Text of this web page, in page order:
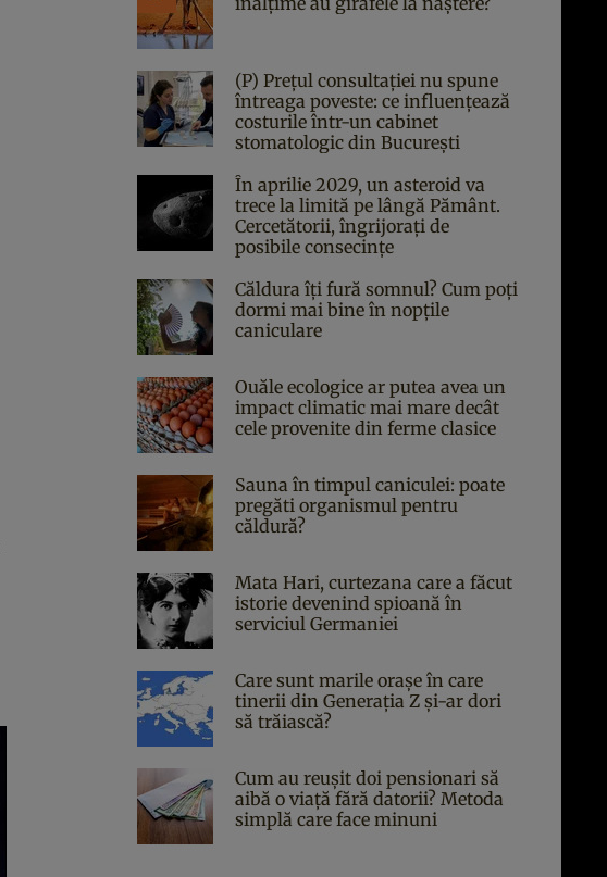
(P) Prețul consultației nu spune
întreaga poveste: ce influențează
costurile într-un cabinet
stomatologic din București
În aprilie 2029, un asteroid va
trece la limită pe lângă Pământ.
Cercetătorii, îngrijorați de
posibile consecințe
Căldura îți fură somnul? Cum poți
dormi mai bine în nopțile
caniculare
Ouăle ecologice ar putea avea un
impact climatic mai mare decât
cele provenite din ferme clasice
Sauna în timpul caniculei: poate
pregăti organismul pentru
căldură?
Mata Hari, curtezana care a făcut
istorie devenind spioană în
serviciul Germaniei
Care sunt marile orașe în care
tinerii din Generația Z și-ar dori
să trăiască?
Cum au reușit doi pensionari să
aibă o viață fără datorii? Metoda
simplă care face minuni